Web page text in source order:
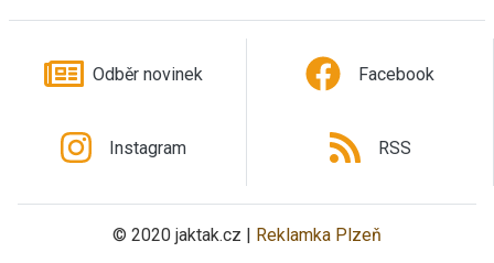
Odběr novinek Facebook
Instagram RSS
© 2020 jaktak.cz | Reklamka Plzeň